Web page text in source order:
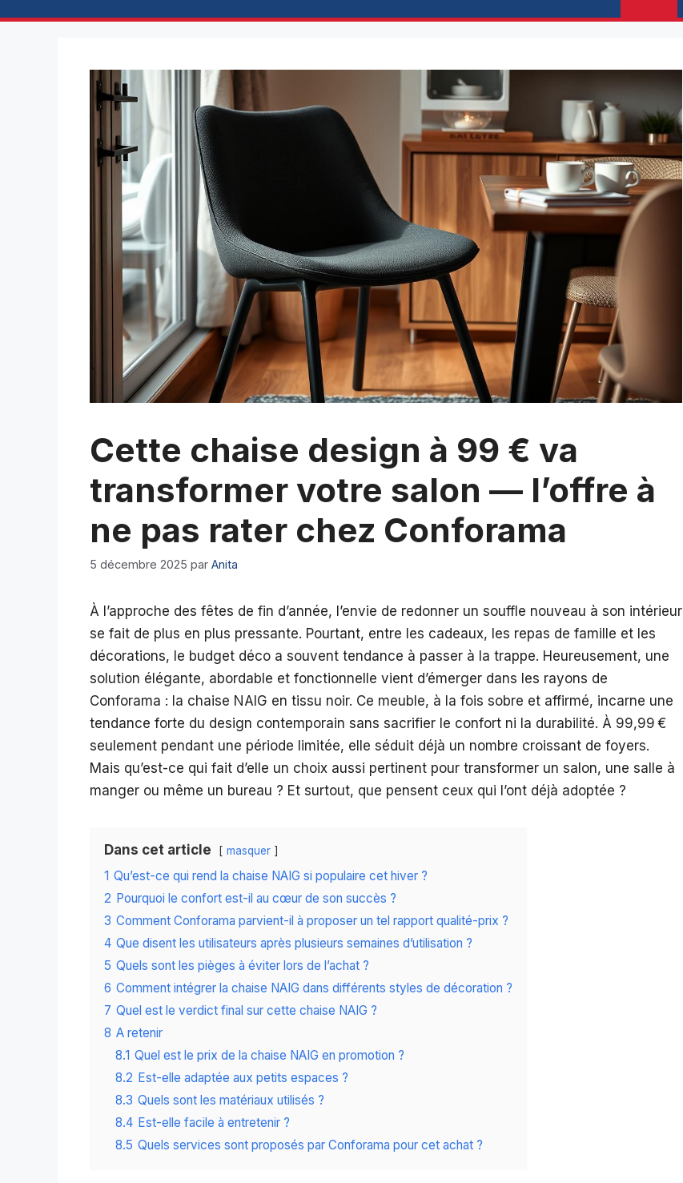
Cette chaise design à 99 € va
transformer votre salon — l’offre à
ne pas rater chez Conforama
5 décembre 2025 par Anita
À l’approche des fêtes de fin d’année, l’envie de redonner un souffle nouveau à son intérieur
se fait de plus en plus pressante. Pourtant, entre les cadeaux, les repas de famille et les
décorations, le budget déco a souvent tendance à passer à la trappe. Heureusement, une
solution élégante, abordable et fonctionnelle vient d’émerger dans les rayons de
Conforama : la chaise NAIG en tissu noir. Ce meuble, à la fois sobre et affirmé, incarne une
tendance forte du design contemporain sans sacrifier le confort ni la durabilité. À 99,99 €
seulement pendant une période limitée, elle séduit déjà un nombre croissant de foyers.
Mais qu’est-ce qui fait d’elle un choix aussi pertinent pour transformer un salon, une salle à
manger ou même un bureau ? Et surtout, que pensent ceux qui l’ont déjà adoptée ?
Dans cet article masquer
1 Qu’est-ce qui rend la chaise NAIG si populaire cet hiver ?
2 Pourquoi le confort est-il au cœur de son succès ?
3 Comment Conforama parvient-il à proposer un tel rapport qualité-prix ?
4 Que disent les utilisateurs après plusieurs semaines d’utilisation ?
5 Quels sont les pièges à éviter lors de l’achat ?
6 Comment intégrer la chaise NAIG dans différents styles de décoration ?
7 Quel est le verdict final sur cette chaise NAIG ?
8 A retenir
8.1 Quel est le prix de la chaise NAIG en promotion ?
8.2 Est-elle adaptée aux petits espaces ?
8.3 Quels sont les matériaux utilisés ?
8.4 Est-elle facile à entretenir ?
8.5 Quels services sont proposés par Conforama pour cet achat ?